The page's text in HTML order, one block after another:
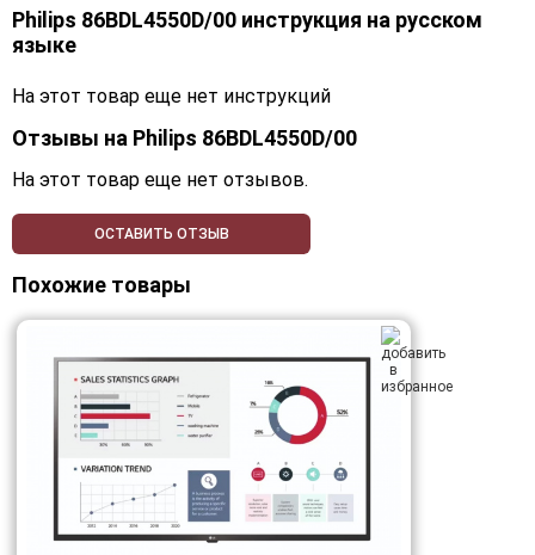
Philips 86BDL4550D/00 инструкция на русском
языке
На этот товар еще нет инструкций
Отзывы на Philips 86BDL4550D/00
На этот товар еще нет отзывов.
ОСТАВИТЬ ОТЗЫВ
Похожие товары